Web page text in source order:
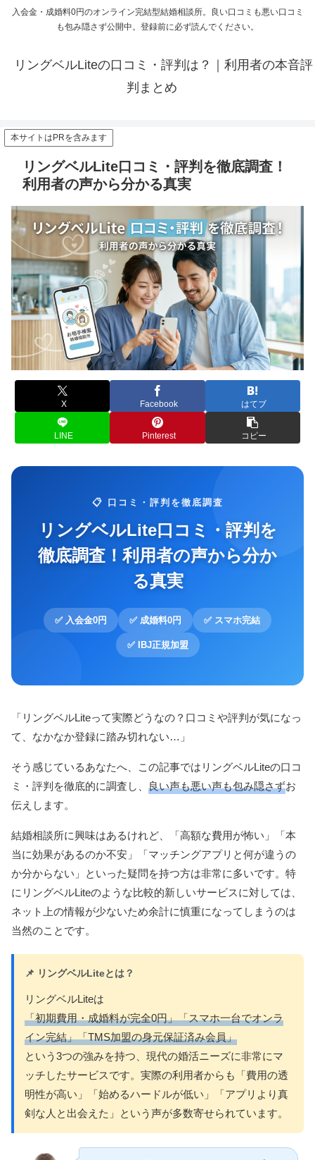
入会金・成婚料0円のオンライン完結型結婚相談所。良い口コミも悪い口コミ
も包み隠さず公開中。登録前に必ず読んでください。
リングベルLiteの口コミ・評判は？｜利用者の本音評
判まとめ
本サイトはPRを含みます
リングベルLite口コミ・評判を徹底調査！
利用者の声から分かる真実
X Facebook はてブ
LINE Pinterest コピー
📋 口コミ・評判を徹底調査
リングベルLite口コミ・評判を
徹底調査！利用者の声から分か
る真実
✅ 入会金0円 ✅ 成婚料0円 ✅ スマホ完結
✅ IBJ正規加盟
「リングベルLiteって実際どうなの？口コミや評判が気になっ
て、なかなか登録に踏み切れない…」
そう感じているあなたへ、この記事ではリングベルLiteの口コ
ミ・評判を徹底的に調査し、 良い声も悪い声も包み隠さずお
伝えします。
結婚相談所に興味はあるけれど、「高額な費用が怖い」「本
当に効果があるのか不安」「マッチングアプリと何が違うの
か分からない」といった疑問を持つ方は非常に多いです。特
にリングベルLiteのような比較的新しいサービスに対しては、
ネット上の情報が少ないため余計に慎重になってしまうのは
当然のことです。
📌 リングベルLiteとは？
リングベルLiteは
「初期費用・成婚料が完全0円」「スマホ一台でオンラ
イン完結」「TMS加盟の身元保証済み会員」
という3つの強みを持つ、現代の婚活ニーズに非常にマ
ッチしたサービスです。実際の利用者からも「費用の透
明性が高い」「始めるハードルが低い」「アプリより真
剣な人と出会えた」という声が多数寄せられています。